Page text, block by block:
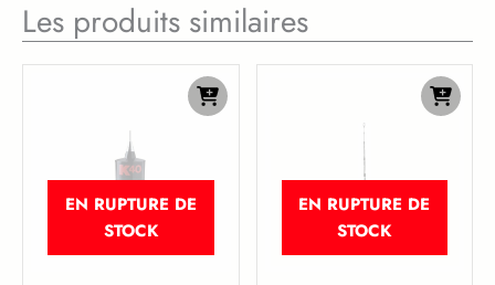
Les produits similaires
EN RUPTURE DE
STOCK
EN RUPTURE DE
STOCK